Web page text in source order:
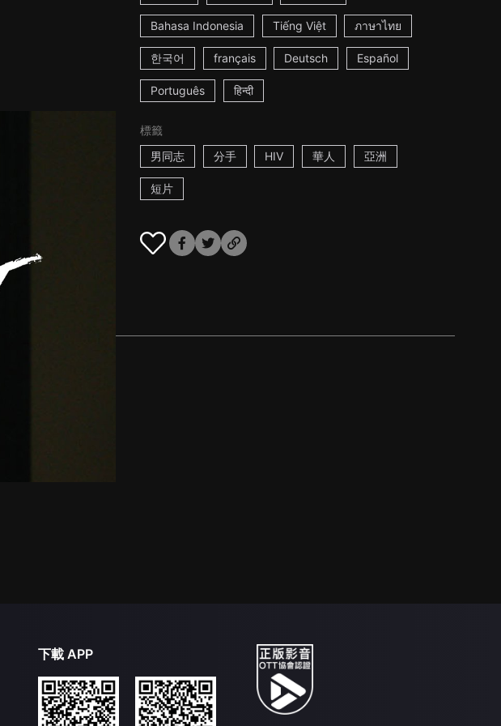
Bahasa Indonesia Tiếng Việt ภาษาไทย
한국어 français Deutsch Español
Português हिन्दी
標籤
男同志
分手 HIV 華人 亞洲
短片
下載 APP